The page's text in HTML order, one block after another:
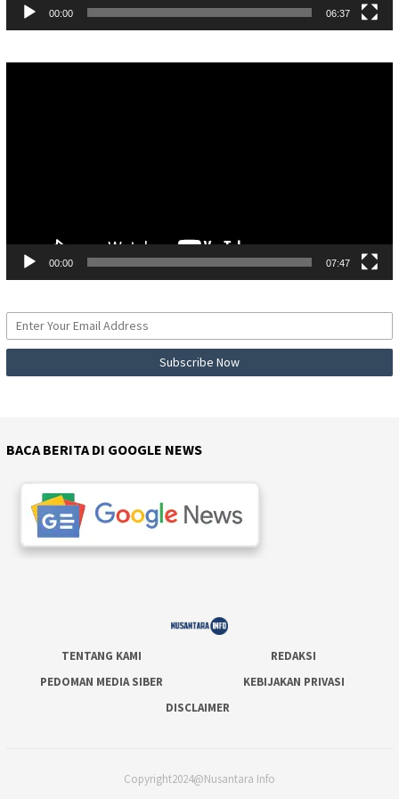
00:00 06:37
00:00 07:47
BACA BERITA DI GOOGLE NEWS
TENTANG KAMI
REDAKSI
PEDOMAN MEDIA SIBER
KEBIJAKAN PRIVASI
DISCLAIMER
Copyright2024@Nusantara Info